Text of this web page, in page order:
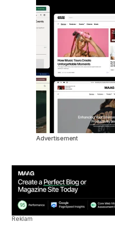
Advertisement
Reklam